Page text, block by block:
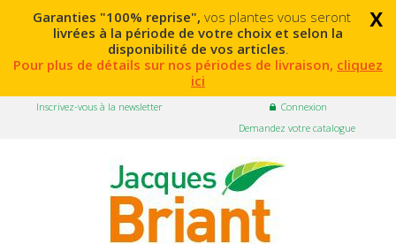
x
Garanties "100% reprise", vos plantes vous seront
livrées à la période de votre choix et selon la
disponibilité de vos articles.
Pour plus de détails sur nos périodes de livraison, cliquez
ici
Connexion
Inscrivez-vous à la newsletter
Demandez votre catalogue